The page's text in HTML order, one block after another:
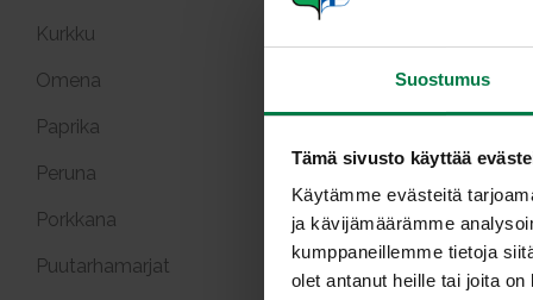
Suostumus
Tämä sivusto käyttää
Käytämme evästeitä
ja kävijämäärämme
kumppaneillemme tietoja
olet antanut heille tai joita
Kurkku
Omena
Paprika
Peruna
Porkkana
Puutarhamarjat